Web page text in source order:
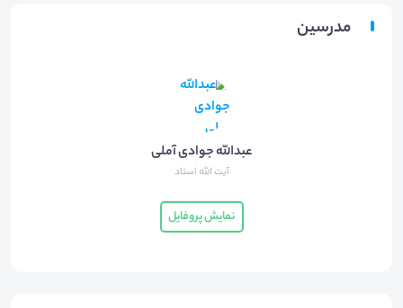
مدرسین
عبدالله جوادی آملی
آیت الله استاد
نمایش پروفایل